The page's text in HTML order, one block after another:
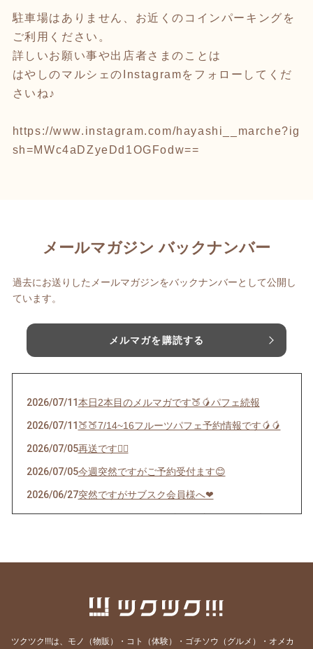
駐車場はありません、お近くのコインパーキングを
ご利用ください。
詳しいお願い事や出店者さまのことは
はやしのマルシェのInstagramをフォローしてくだ
さいね♪
https://www.instagram.com/hayashi__marche?ig
sh=MWc4aDZyeDd1OGFodw==
メールマガジン バックナンバー
過去にお送りしたメールマガジンをバックナンバーとして公開し
ています。
メルマガを購読する
2026/07/11本日2本目のメルマガです🍑🥭パフェ続報
2026/07/11 🍑🍑7/14~16フルーツパフェ予約情報です🥭🥭
2026/07/05再送です🙇‍♀️
2026/07/05今週突然ですがご予約受付ます😊
2026/06/27突然ですがサブスク会員様へ❤︎
2026/06/22インスタストーリーズにあげたパフェの件🍊
ます🍎
6/16算命学鑑定をご予約のお客様へ
2026/05/03🍓今シーズンラスト！苺パフェご予約受付スタ
ツクツク!!!は、モノ（物販）・コト（体験）・ゴチソウ（グルメ）・オメカ